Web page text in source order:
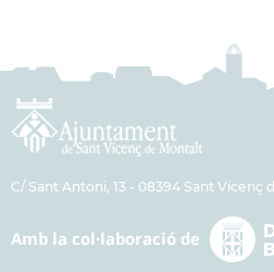
C/ Sant Antoni, 13 - 08394 Sant Vicenç